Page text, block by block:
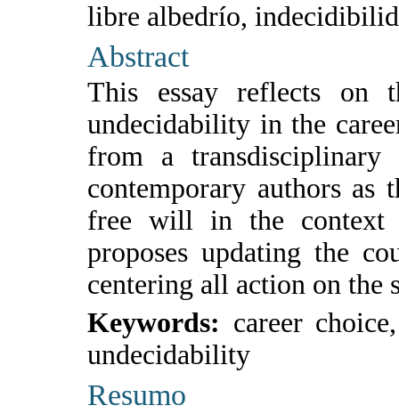
libre albedrío,
Abstract
This essay reflects on
undecidability in the
from a transdisciplinary
contemporary authors as
free will in the context
proposes updating the
centering all action on the
Keywords: career
undecidability
Resumo